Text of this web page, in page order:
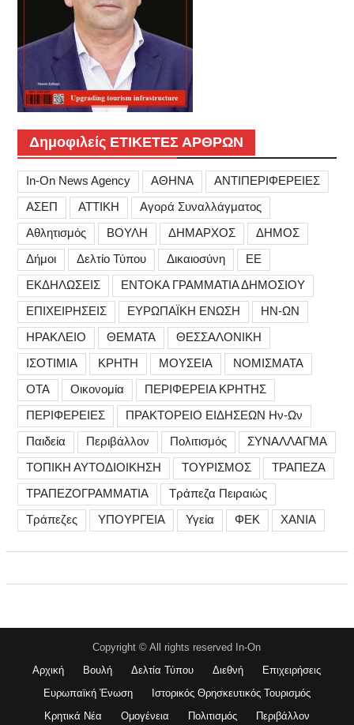
Δημοφιλείς ΕΤΙΚΕΤΕΣ ΑΡΘΡΩΝ
In-On News Agency ΑΘΗΝΑ
ΑΝΤΙΠΕΡΙΦΕΡΕΙΕΣ
ΑΣΕΠ
ΑΤΤΙΚΗ
Αγορά Συναλλάγματος
Αθλητισμός
ΒΟΥΛΗ ΔΗΜΑΡΧΟΣ
ΔΗΜΟΣ
Δήμοι
Δελτίο Τύπου Δικαιοσύνη
ΕΕ
ΕΚΔΗΛΩΣΕΙΣ
ΕΝΤΟΚΑ ΓΡΑΜΜΑΤΙΑ ΔΗΜΟΣΙΟΥ
ΕΠΙΧΕΙΡΗΣΕΙΣ
ΕΥΡΩΠΑΪΚΗ ΕΝΩΣΗ
ΗΝ-ΩΝ
ΗΡΑΚΛΕΙΟ
ΘΕΜΑΤΑ
ΘΕΣΣΑΛΟΝΙΚΗ
ΙΣΟΤΙΜΙΑ
ΚΡΗΤΗ ΜΟΥΣΕΙΑ
ΝΟΜΙΣΜΑΤΑ
ΟΤΑ
Οικονομία
ΠΕΡΙΦΕΡΕΙΑ ΚΡΗΤΗΣ
ΠΕΡΙΦΕΡΕΙΕΣ
ΠΡΑΚΤΟΡΕΙΟ ΕΙΔΗΣΕΩΝ Ην-Ων
Παιδεία
Περιβάλλον Πολιτισμός
ΣΥΝΑΛΛΑΓΜΑ
ΤΟΠΙΚΗ ΑΥΤΟΔΙΟΙΚΗΣΗ
ΤΟΥΡΙΣΜΟΣ
ΤΡΑΠΕΖΑ
ΤΡΑΠΕΖΟΓΡΑΜΜΑΤΙΑ
Τράπεζα Πειραιώς
Τράπεζες
ΥΠΟΥΡΓΕΙΑ Υγεία ΦΕΚ ΧΑΝΙΑ
Copyright © All rights reserved In-On
Αρχική
Βουλή Δελτία Τύπου Διεθνή
Επιχειρήσεις
Ευρωπαϊκή Ένωση
Ιστορικός Θρησκευτικός Τουρισμός
Κρητικά Νέα
Ομογένεια Πολιτισμός Περιβάλλον